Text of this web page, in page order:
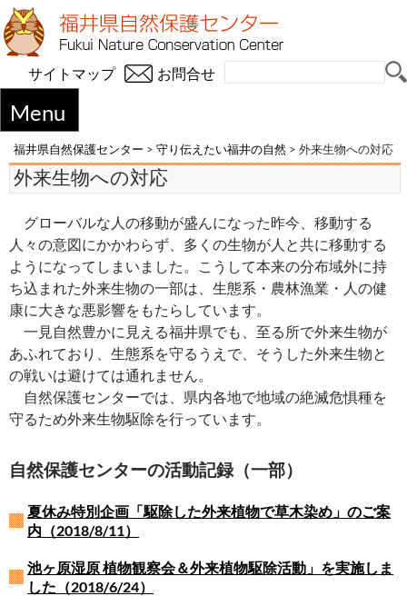
お問合せ
サイトマップ
Menu
福井県自然保護センター > 守り伝えたい福井の自然 > 外来生物への対応
外来生物への対応
グローバルな人の移動が盛んになった昨今、移動する
人々の意図にかかわらず、多くの生物が人と共に移動する
ようになってしまいました。こうして本来の分布域外に持
ち込まれた外来生物の一部は、生態系・農林漁業・人の健
康に大きな悪影響をもたらしています。
一見自然豊かに見える福井県でも、至る所で外来生物が
あふれており、生態系を守るうえで、そうした外来生物と
の戦いは避けては通れません。
自然保護センターでは、県内各地で地域の絶滅危惧種を
守るため外来生物駆除を行っています。
自然保護センターの活動記録（一部）
夏休み特別企画「駆除した外来植物で草木染め」のご案
内（2018/8/11）
池ヶ原湿原 植物観察会＆外来植物駆除活動」を実施しま
した（2018/6/24）